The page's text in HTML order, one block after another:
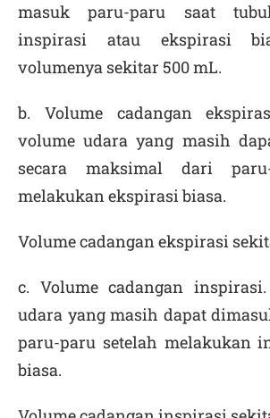
masuk paru-paru saat
inspirasi atau ekspirasi
volumenya sekitar 500 mL.
b. Volume cadangan
volume udara yang masih
secara maksimal dari
melakukan ekspirasi biasa.
Volume cadangan ekspirasi
c. Volume cadangan inspirasi
udara yang masih dapat
paru-paru setelah melakukan
biasa.